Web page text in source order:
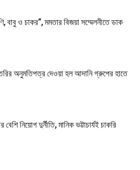
বাবু ও চাকর”, মমতার বিজয়া সম্মেলনীতে ডাক
অনুমতিপত্র দেওয়া হল আদানি গ্রুপের হাতে
নিয়োগ দুর্নীতি, মানিক ভট্টাচার্যই চাকরি